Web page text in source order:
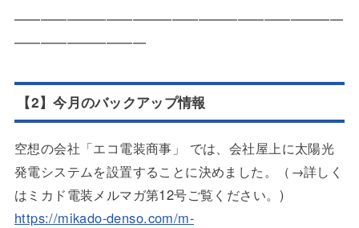
━━━━━━━━━━━━━━━━━━━━━━━━━
━━━━━━━━━━
【2】今月のバックアップ情報
空想の会社「エコ電装商事」 では、会社屋上に太陽光
発電システムを設置することに決めました。（→詳しく
はミカド電装メルマガ第12号ご覧ください。)
https://mikado-denso.com/m-